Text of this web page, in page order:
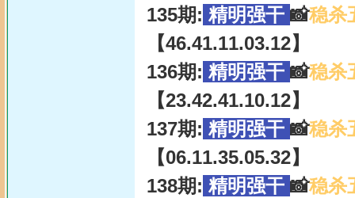
135期: 精明强干 📸稳杀
【46.41.11.03.12】
136期: 精明强干 📸稳杀
【23.42.41.10.12】
137期: 精明强干 📸稳杀
【06.11.35.05.32】
138期: 精明强干 📸稳杀